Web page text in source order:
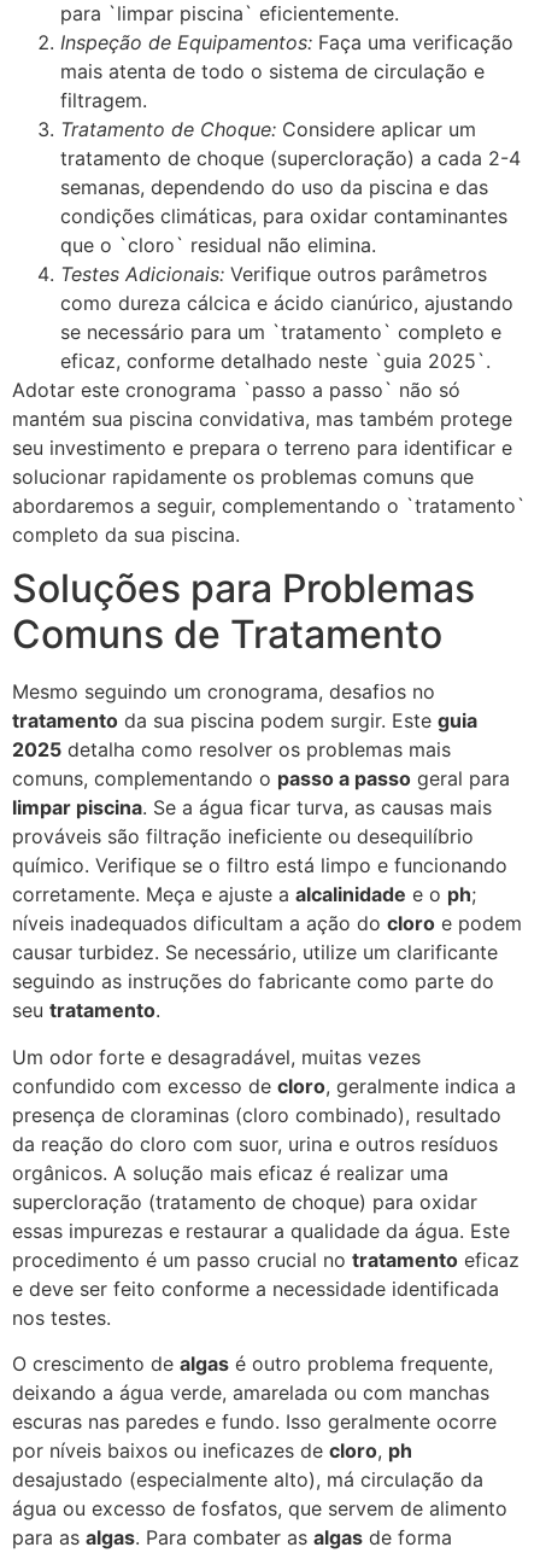
para `limpar piscina` eficientemente.
Inspeção de Equipamentos: Faça uma verificação
mais atenta de todo o sistema de circulação e
filtragem.
Tratamento de Choque: Considere aplicar um
tratamento de choque (supercloração) a cada 2-4
semanas, dependendo do uso da piscina e das
condições climáticas, para oxidar contaminantes
que o `cloro` residual não elimina.
Testes Adicionais: Verifique outros parâmetros
como dureza cálcica e ácido cianúrico, ajustando
se necessário para um `tratamento` completo e
eficaz, conforme detalhado neste `guia 2025`.
Adotar este cronograma `passo a passo` não só
mantém sua piscina convidativa, mas também protege
seu investimento e prepara o terreno para identificar e
solucionar rapidamente os problemas comuns que
abordaremos a seguir, complementando o `tratamento`
completo da sua piscina.
Soluções para Problemas
Comuns de Tratamento
Mesmo seguindo um cronograma, desafios no
tratamento da sua piscina podem surgir. Este guia
2025 detalha como resolver os problemas mais
comuns, complementando o passo a passo geral para
limpar piscina. Se a água ficar turva, as causas mais
prováveis são filtração ineficiente ou desequilíbrio
químico. Verifique se o filtro está limpo e funcionando
corretamente. Meça e ajuste a alcalinidade e o ph;
níveis inadequados dificultam a ação do cloro e podem
causar turbidez. Se necessário, utilize um clarificante
seguindo as instruções do fabricante como parte do
seu tratamento.
Um odor forte e desagradável, muitas vezes
confundido com excesso de cloro, geralmente indica a
presença de cloraminas (cloro combinado), resultado
da reação do cloro com suor, urina e outros resíduos
orgânicos. A solução mais eficaz é realizar uma
supercloração (tratamento de choque) para oxidar
essas impurezas e restaurar a qualidade da água. Este
procedimento é um passo crucial no tratamento eficaz
e deve ser feito conforme a necessidade identificada
nos testes.
O crescimento de algas é outro problema frequente,
deixando a água verde, amarelada ou com manchas
escuras nas paredes e fundo. Isso geralmente ocorre
por níveis baixos ou ineficazes de cloro, ph
desajustado (especialmente alto), má circulação da
água ou excesso de fosfatos, que servem de alimento
para as algas. Para combater as algas de forma